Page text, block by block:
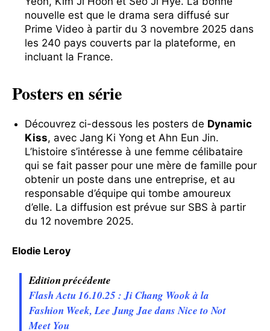
nouvelle est que le drama sera diffusé sur
Prime Video à partir du 3 novembre 2025 dans
les 240 pays couverts par la plateforme, en
incluant la France.
Posters en série
Découvrez ci-dessous les posters de Dynamic
Kiss, avec Jang Ki Yong et Ahn Eun Jin.
L’histoire s’intéresse à une femme célibataire
qui se fait passer pour une mère de famille pour
obtenir un poste dans une entreprise, et au
responsable d’équipe qui tombe amoureux
d’elle. La diffusion est prévue sur SBS à partir
du 12 novembre 2025.
Elodie Leroy
Edition précédente
Flash Actu 16.10.25 : Ji Chang Wook à la
Fashion Week, Lee Jung Jae dans Nice to Not
Meet You